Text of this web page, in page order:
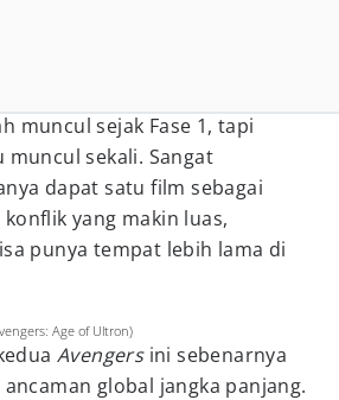
muncul sejak Fase 1, tapi
sekali. Sangat
dapat satu film sebagai
yang makin luas,
punya tempat lebih lama di
Age of Ultron)
Avengersini sebenarnya
global jangka panjang.